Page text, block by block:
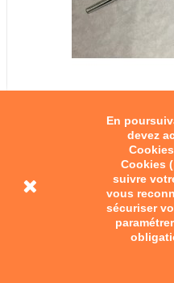
En
devez
Cookies
suivre
vous
sécuriser